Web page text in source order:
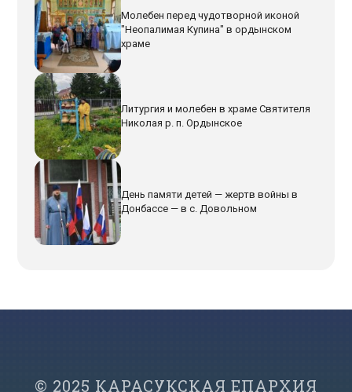
Молебен перед чудотворной иконой
"Неопалимая Купина" в ордынском
храме
Литургия и молебен в храме Святителя
Николая р. п. Ордынское
День памяти детей — жертв войны в
Донбассе — в с. Довольном
© 2025 КАРАСУКСКАЯ ЕПАРХИЯ